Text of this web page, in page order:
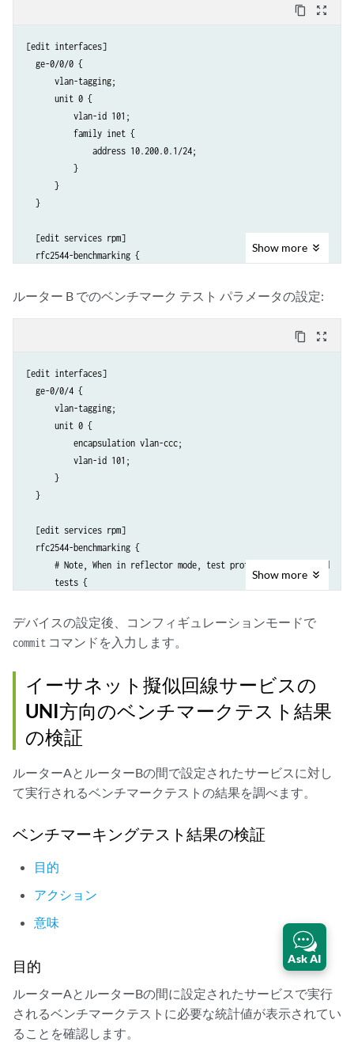
content_copy zoom_out_map
[edit interfaces]
  ge-0/0/0 {
      vlan-tagging;
      unit 0 {
          vlan-id 101;
          family inet {
              address 10.200.0.1/24;
          }
      }
  }
  [edit services rpm]
  rfc2544-benchmarking {
          test-profile throughput {
          }
      }
      tests {
          test-name test1 {
              interface ge-0/0/0.1;
              test-profile throughput;
              mode initiate-and-terminate;
              dest-address 10.200.0.2
              udp-port 4001;
          }
      }
Show more
ルーター B でのベンチマーク テスト パラメータの設定:
content_copy zoom_out_map
[edit interfaces]
  ge-0/0/4 {
      vlan-tagging;
      unit 0 {
          encapsulation vlan-ccc;
          vlan-id 101;
      }
  }
  [edit services rpm]
  rfc2544-benchmarking {
      # Note, When in reflector mode, test profile is not needed
      tests {
              interface ge-0/0/4.1;
              mode reflect;
              family ccc;
          }
      }
  }
Show more
デバイスの設定後、コンフィギュレーションモードで
commit コマンドを入力します。
イーサネット擬似回線サービスの
UNI方向のベンチマークテスト結果
の検証
ルーターAとルーターBの間で設定されたサービスに対し
て実行されるベンチマークテストの結果を調べます。
ベンチマーキングテスト結果の検証
目的
アクション
意味
目的
ルーターAとルーターBの間に設定されたサービスで実行
されるベンチマークテストに必要な統計値が表示されてい
ることを確認します。
Ask AI